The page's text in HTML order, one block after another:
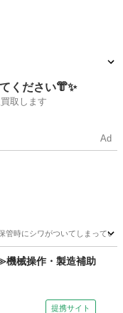
ください👘✨
取します
Ad
管時にシワがついてしまってい
械操作・製造補助
提携サイト